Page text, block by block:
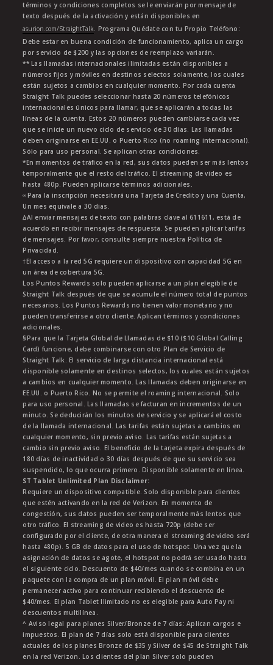
términos y condiciones completos se le enviarán por mensaje de
texto después de la activación y están disponibles en
asurion.com/StraightTalk. Programa Quédate con tu Propio Teléfono:
Debe estar en buena condición de funcionamiento, aplica un cargo
por servicio de $200 y las opciones de reemplazo variarán.
** Las llamadas internacionales ilimitadas están disponibles a
números fijos y móviles en destinos selectos solamente, los cuales
están sujetos a cambios en cualquier momento. Por cada cuenta
Straight Talk puedes seleccionar hasta 20 números telefónicos
internacionales únicos para llamar, que se aplicarán a todas las
líneas de la cuenta. Estos 20 números pueden cambiarse cada vez
que se inicie un nuevo ciclo de servicio de 30 días. Las llamadas
deben originarse en EE.UU. o Puerto Rico (no roaming internacional).
Sólo para uso personal. Se aplican otras condiciones.
*En momentos de tráfico en la red, sus datos pueden ser más lentos
temporalmente que el resto del tráfico. El streaming de video es
hasta 480p. Pueden aplicarse términos adicionales.
∞Para la inscripción necesitará una Tarjeta de Credito y una Cuenta,
Un mes equivale a 30 dias.
∆Al enviar mensajes de texto con palabras clave al 611611, está de
acuerdo en recibir mensajes de respuesta. Se pueden aplicar tarifas
de mensajes. Por favor, consulte siempre nuestra Política de
Privacidad.
†El acceso a la red 5G requiere un dispositivo con capacidad 5G en
un área de cobertura 5G.
Los Puntos Rewards solo pueden aplicarse a un plan elegible de
Straight Talk después de que se acumule el número total de puntos
necesarios. Los Puntos Rewards no tienen valor monetario y no
pueden transferirse a otro cliente. Aplican términos y condiciones
adicionales.
§Para que la Tarjeta Global de Llamadas de $10 ($10 Global Calling
Card) funcione, debe combinarse con otro Plan de Servicio de
Straight Talk. El servicio de larga distancia internacional está
disponible solamente en destinos selectos, los cuales están sujetos
a cambios en cualquier momento. Las llamadas deben originarse en
EE.UU. o Puerto Rico. No se permite el roaming internacional. Solo
para uso personal. Las llamadas se facturan en incrementos de un
minuto. Se deducirán los minutos de servicio y se aplicará el costo
de la llamada internacional. Las tarifas están sujetas a cambios en
cualquier momento, sin previo aviso. Las tarifas están sujetas a
cambio sin previo aviso. El beneficio de la tarjeta expira después de
180 días de inactividad o 30 días después de que su servicio sea
suspendido, lo que ocurra primero. Disponible solamente en línea.
ST Tablet Unlimited Plan Disclaimer:
Requiere un dispositivo compatible. Solo disponible para clientes
que estén activando en la red de Verizon. En momento de
congestión, sus datos pueden ser temporalmente más lentos que
otro tráfico. El streaming de video es hasta 720p (debe ser
configurado por el cliente, de otra manera el streaming de video será
hasta 480p). 5 GB de datos para el uso de hotspot. Una vez que la
asignación de datos se agote, el hotspot no podrá ser usado hasta
el siguiente ciclo. Descuento de $40/mes cuando se combina en un
paquete con la compra de un plan móvil. El plan móvil debe
permanecer activo para continuar recibiendo el descuento de
$40/mes. El plan Tablet Ilimitado no es elegible para Auto Pay ni
descuentos multilínea.
^ Aviso legal para planes Silver/Bronze de 7 días: Aplican cargos e
impuestos. El plan de 7 días solo está disponible para clientes
actuales de los planes Bronze de $35 y Silver de $45 de Straight Talk
en la red Verizon. Los clientes del plan Silver solo pueden